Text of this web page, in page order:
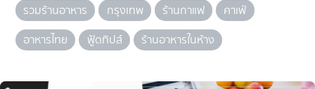
รวมร้านอาหาร
กรุงเทพ ร้านกาแฟ
คาเฟ่
อาหารไทย
ฟู้ดทิปส์ ร้านอาหารในห้าง